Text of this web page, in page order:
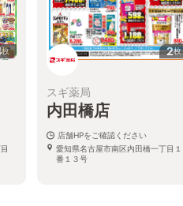
枚 2枚
スギ薬局
内田橋店
店舗HPをご確認ください
愛知県名古屋市南区内田橋一丁目１
番１３号